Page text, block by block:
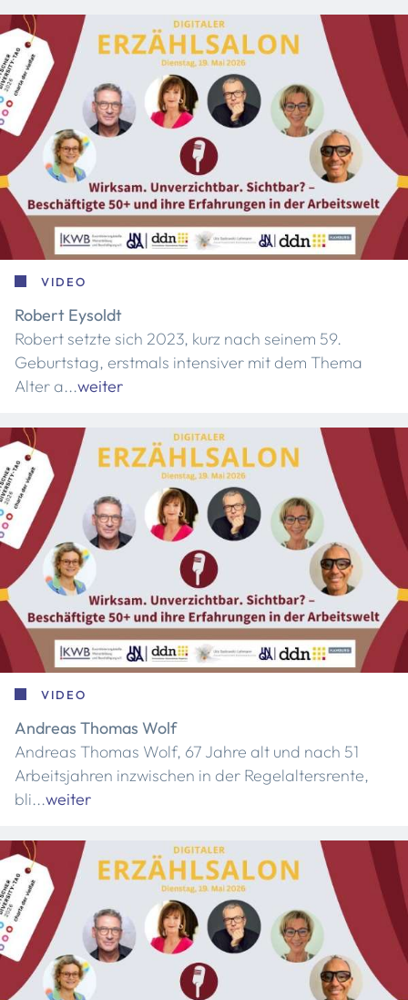
VIDEO
Robert Eysoldt
Robert setzte sich 2023, kurz nach seinem 59.
Geburtstag, erstmals intensiver mit dem Thema
Alter a...weiter
VIDEO
Andreas Thomas Wolf
Andreas Thomas Wolf, 67 Jahre alt und nach 51
Arbeitsjahren inzwischen in der Regelaltersrente,
bli...weiter